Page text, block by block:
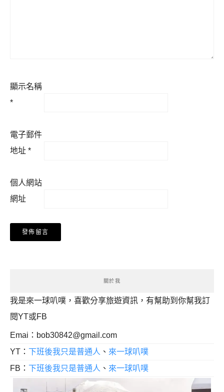
顯示名稱
*
電子郵件
地址 *
個人網站
網址
關於我
我是來一球叭噗，喜歡分享旅遊資訊，有幫助到你幫我訂
閱YT或FB
Emai： bob30842@gmail.com
YT： 下班後我只是普通人 、 來一球叭噗
FB： 下班後我只是普通人 、 來一球叭噗